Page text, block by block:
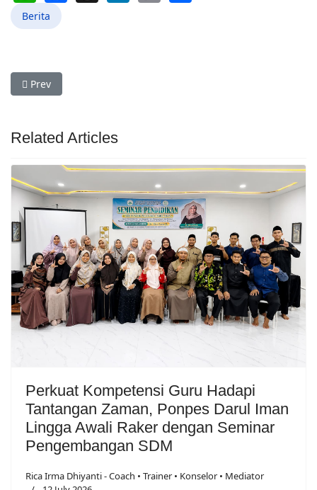
Link
Berita
Previous article: Dua Tahun Bersengketa, Mediator
Prev
Related Articles
Perkuat Kompetensi Guru Hadapi
Tantangan Zaman, Ponpes Darul Iman
Lingga Awali Raker dengan Seminar
Pengembangan SDM
Rica Irma Dhiyanti - Coach • Trainer • Konselor • Mediator